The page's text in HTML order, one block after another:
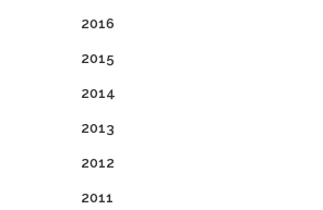
2016
2015
2014
2013
2012
2011